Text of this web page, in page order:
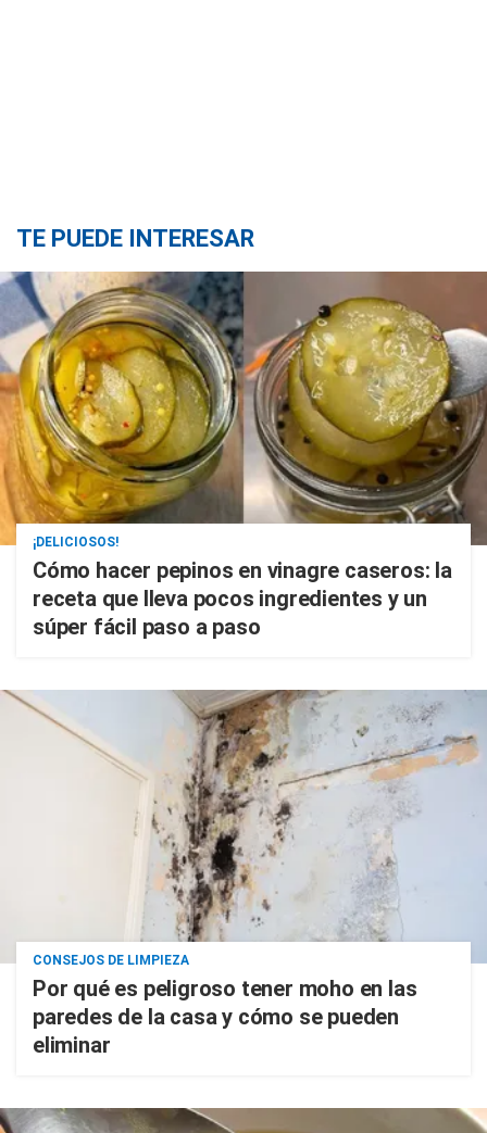
TE PUEDE INTERESAR
¡DELICIOSOS!
Cómo hacer pepinos en vinagre caseros: la
receta que lleva pocos ingredientes y un
súper fácil paso a paso
CONSEJOS DE LIMPIEZA
Por qué es peligroso tener moho en las
paredes de la casa y cómo se pueden
eliminar